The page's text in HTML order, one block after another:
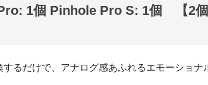
1個 Pinhole Pro S: 1個 【2
するだけで、アナログ感あふれるエモーショナ